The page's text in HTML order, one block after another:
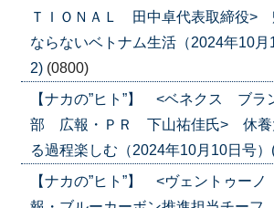
ＴＩＯＮＡＬ 田中卓代表取締役>
ならないベトナム生活（2024年10月
2) (0800)
【ナカの”ヒト”】 <ベネクス ブラ
部 広報・ＰＲ 下山祐佳氏> 休養
る過程楽しむ（2024年10月10日号
【ナカの”ヒト”】 <ヴェントゥー